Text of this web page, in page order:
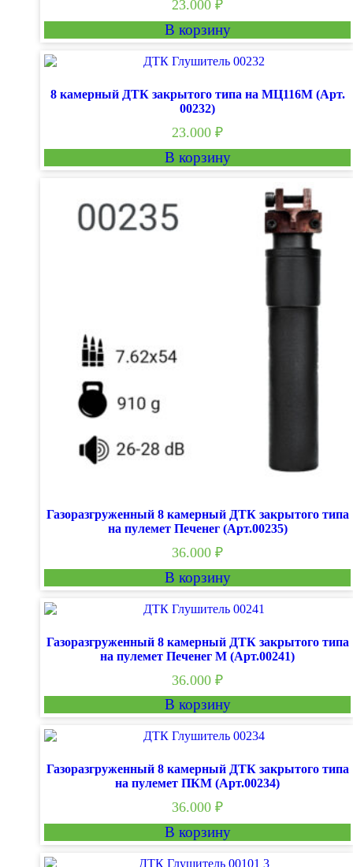
23.000₽
В корзину
8 камерный ДТК закрытого типа на МЦ116М (Арт.
00232)
23.000₽
В корзину
Газоразгруженный 8 камерный ДТК закрытого типа
на пулемет Печенег (Арт.00235)
36.000₽
В корзину
Газоразгруженный 8 камерный ДТК закрытого типа
на пулемет Печенег М (Арт.00241)
36.000₽
В корзину
Газоразгруженный 8 камерный ДТК закрытого типа
на пулемет ПКМ (Арт.00234)
36.000₽
В корзину